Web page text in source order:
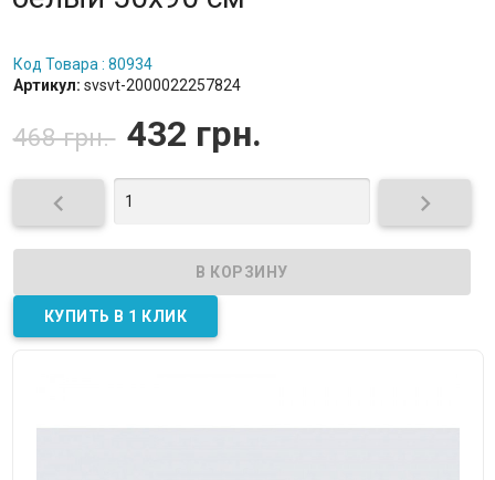
Код Товара : 80934
Артикул: svsvt-2000022257824
468 грн. 432 грн.
 